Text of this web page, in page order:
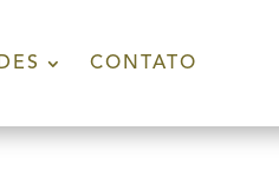
CONTATO